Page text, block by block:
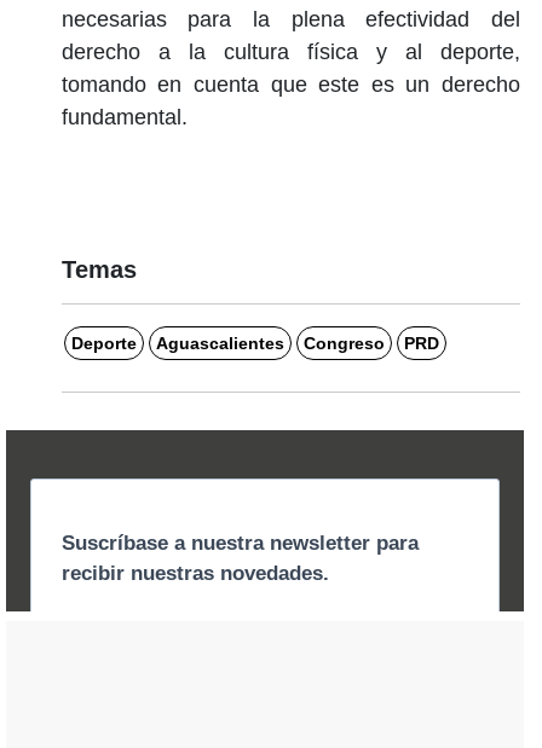
necesarias para la plena efectividad del
derecho a la cultura física y al deporte,
tomando en cuenta que este es un derecho
fundamental.
Temas
Deporte Aguascalientes Congreso PRD